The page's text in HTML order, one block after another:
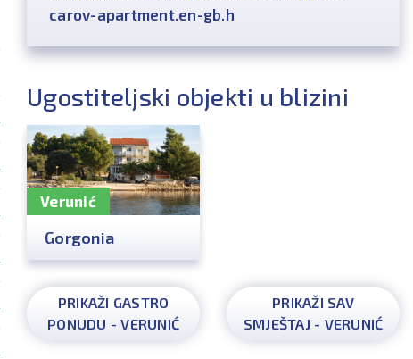
carov-apartment.en-gb.h
Ugostiteljski objekti u blizini
Verunić
Gorgonia
PRIKAŽI GASTRO
PONUDU - VERUNIĆ
PRIKAŽI SAV
SMJEŠTAJ - VERUNIĆ